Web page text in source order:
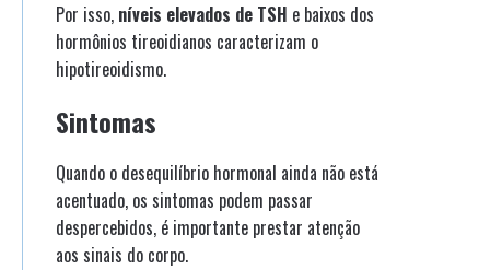
Por isso, níveis elevados de TSH e baixos dos
hormônios tireoidianos caracterizam o
hipotireoidismo.
Sintomas
Quando o desequilíbrio hormonal ainda não está
acentuado, os sintomas podem passar
despercebidos, é importante prestar atenção
aos sinais do corpo.